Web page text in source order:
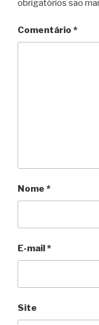
obrigatórios são
Comentário *
Nome *
E-mail*
Site